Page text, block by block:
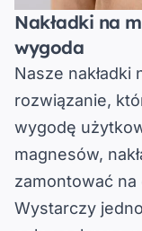
Nakładki na
wygoda
Nasze nakładki
rozwiązanie,
wygodę
magnesów,
zamontować na
Wystarczy